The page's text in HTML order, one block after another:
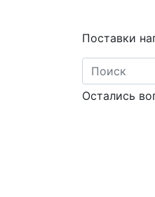
Поставки
Search
Остались